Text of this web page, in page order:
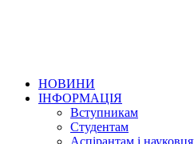
НОВИНИ
ІНФОРМАЦІЯ
Вступникам
Студентам
Аспірантам і